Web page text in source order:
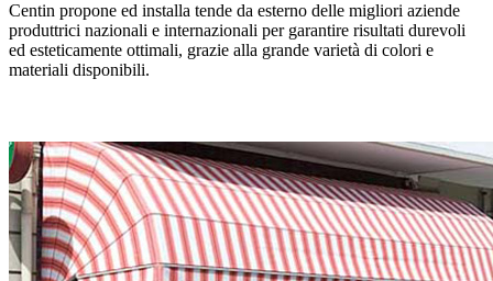
Centin propone ed installa tende da esterno delle migliori aziende
produttrici nazionali e internazionali per garantire risultati durevoli
ed esteticamente ottimali, grazie alla grande varietà di colori e
materiali disponibili.